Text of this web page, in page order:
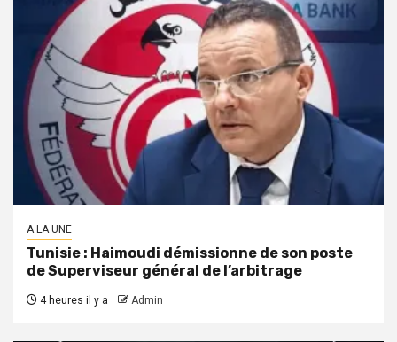
A LA UNE
Tunisie : Haimoudi démissionne de son poste
de Superviseur général de l’arbitrage
4 heures il y a Admin